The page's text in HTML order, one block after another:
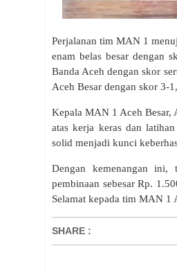
Perjalanan tim MAN 1
enam belas besar dengan
Banda Aceh dengan skor
Aceh Besar dengan skor 3-
Kepala MAN 1 Aceh Besar,
atas kerja keras dan
solid menjadi kunci
Dengan kemenangan
pembinaan sebesar Rp.
Selamat kepada tim MAN 1
SHARE :